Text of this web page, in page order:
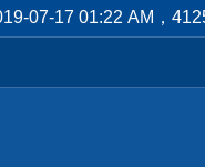
07-17 01:22 AM，